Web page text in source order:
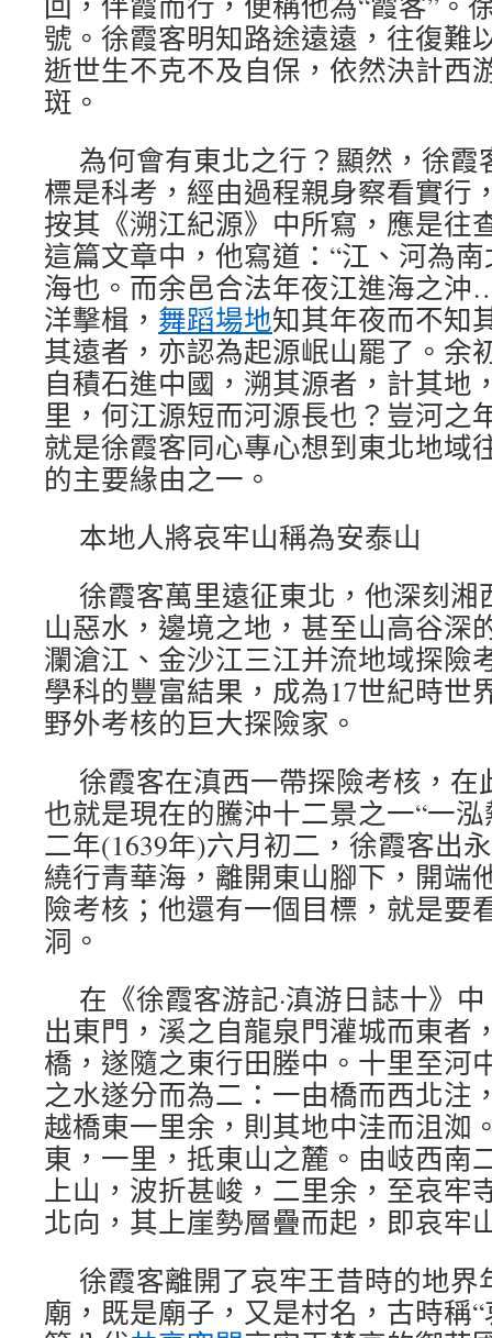
號。徐霞客明知路途遠遠，往復難
逝世生不克不及自保，依然決計西
斑。
為何會有東北之行？顯然，徐
標是科考，經由過程親身察看實行
按其《溯江紀源》中所寫，應是往
這篇文章中，他寫道：“江、河為
海也。而余邑合法年夜江進海之
洋擊楫， 舞蹈場地知其年夜而不知
其遠者，亦認為起源岷山罷了。余
自積石進中國，溯其源者，計其地
里，何江源短而河源長也？豈河之
就是徐霞客同心專心想到東北地域
的主要緣由之一。
本地人將哀牢山稱為安泰山
徐霞客萬里遠征東北，他深刻湘
山惡水，邊境之地，甚至山高谷深
瀾滄江、金沙江三江并流地域探險
學科的豐富結果，成為17世紀時世
野外考核的巨大探險家。
徐霞客在滇西一帶探險考核，在
也就是現在的騰沖十二景之一“一
二年(1639年)六月初二，徐霞客出
繞行青華海，離開東山腳下，開端
險考核；他還有一個目標，就是要
洞。
在《徐霞客游記·滇游日誌十》
出東門，溪之自龍泉門灌城而東者
橋，遂隨之東行田塍中。十里至河
之水遂分而為二：一由橋而西北注
越橋東一里余，則其地中洼而沮洳
東，一里，抵東山之麓。由岐西南
上山，波折甚峻，二里余，至哀牢
北向，其上崖勢層疊而起，即哀牢
徐霞客離開了哀牢王昔時的地界
廟，既是廟子，又是村名，古時稱